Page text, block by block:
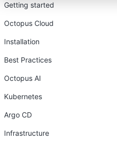
Getting started
Octopus Cloud
Installation
Best Practices
Octopus AI
Kubernetes
Argo CD
Infrastructure